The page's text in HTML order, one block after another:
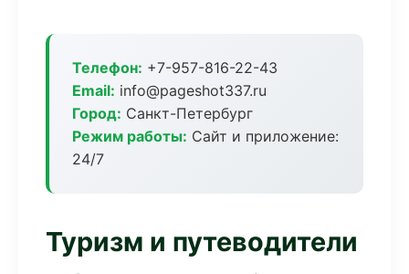
Телефон: +7-957-816-22-43
Email: info@pageshot337.ru
Город: Санкт-Петербург
Режим работы: Сайт и приложение:
24/7
Туризм и путеводители